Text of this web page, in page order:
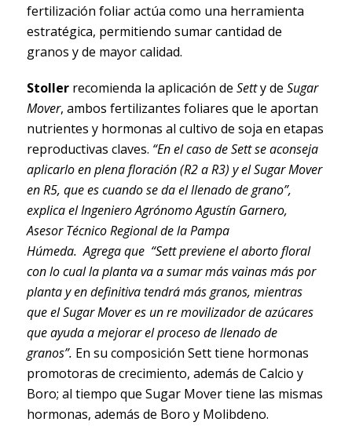
fertilización foliar actúa como una herramienta
estratégica, permitiendo sumar cantidad de
granos y de mayor calidad.
Stollerrecomienda la aplicación de Setty de Sugar
Mover, ambos fertilizantes foliares que le aportan
nutrientes y hormonas al cultivo de soja en etapas
reproductivas claves. “En el caso de Sett se aconseja
aplicarlo en plena floración (R2 a R3) y el Sugar Mover
en R5, que es cuando se da el llenado de grano”,
explica el Ingeniero Agrónomo Agustín Garnero,
Asesor Técnico Regional de la Pampa
Húmeda. Agrega que “Sett previene el aborto floral
con lo cual la planta va a sumar más vainas más por
planta y en definitiva tendrá más granos, mientras
que el Sugar Mover es un re movilizador de azúcares
que ayuda a mejorar el proceso de llenado de
granos”. En su composición Sett tiene hormonas
promotoras de crecimiento, además de Calcio y
Boro; al tiempo que Sugar Mover tiene las mismas
hormonas, además de Boro y Molibdeno.